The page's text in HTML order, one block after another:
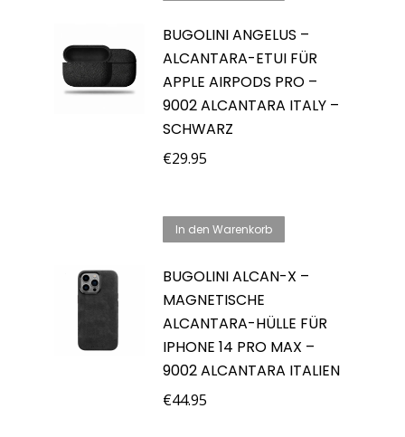
BUGOLINI ANGELUS –
ALCANTARA-ETUI FÜR
APPLE AIRPODS PRO –
9002 ALCANTARA ITALY –
SCHWARZ
€29.95
In den Warenkorb
BUGOLINI ALCAN-X –
MAGNETISCHE
ALCANTARA-HÜLLE FÜR
IPHONE 14 PRO MAX –
9002 ALCANTARA ITALIEN
€44.95